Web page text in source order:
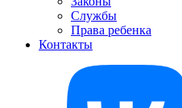
Службы
Права ребенка
Контакты